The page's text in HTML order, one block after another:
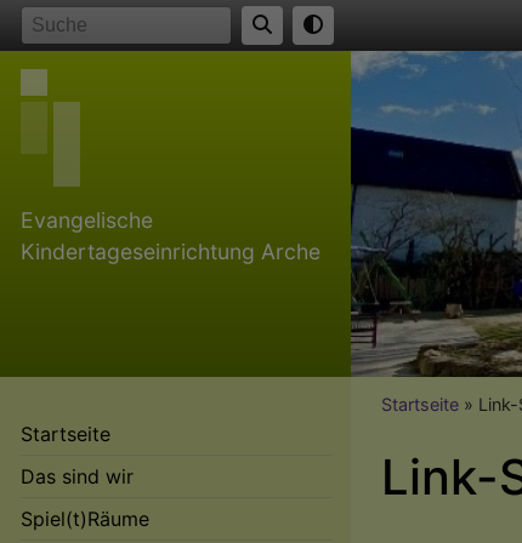
Direkt
zum
Inhalt
Evangelische
Kindertageseinrichtung Arche
Startseite
Das sind wir
Spiel(t)Räume
Startseite
Link-